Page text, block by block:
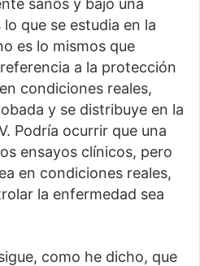
sanos y bajo una
que se estudia en la
es lo mismos que
a la protección
condiciones reales,
y se distribuye en la
Podría ocurrir que una
ensayos clínicos, pero
en condiciones reales,
la enfermedad sea
como he dicho, que